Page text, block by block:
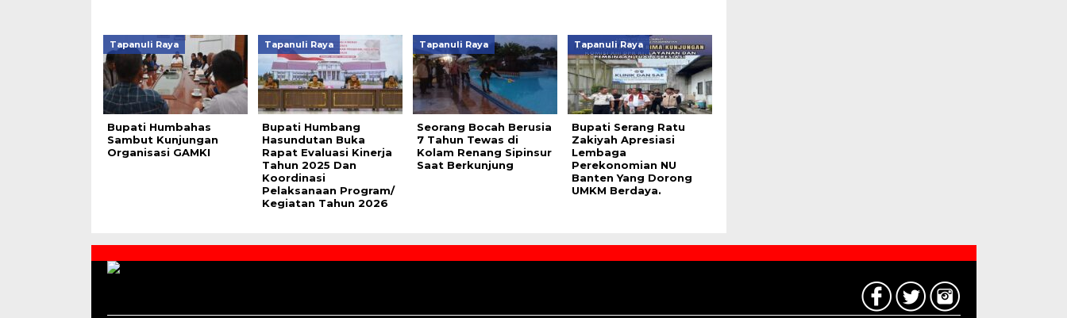
Tapanuli Raya
Bupati Humbahas
Sambut Kunjungan
Organisasi GAMKI
Tapanuli Raya
Bupati Humbang
Hasundutan Buka
Rapat Evaluasi Kinerja
Tahun 2025 Dan
Koordinasi
Pelaksanaan Program/
Kegiatan Tahun 2026
Tapanuli Raya
Seorang Bocah Berusia
7 Tahun Tewas di
Kolam Renang Sipinsur
Saat Berkunjung
Tapanuli Raya
Bupati Serang Ratu
Zakiyah Apresiasi
Lembaga
Perekonomian NU
Banten Yang Dorong
UMKM Berdaya.